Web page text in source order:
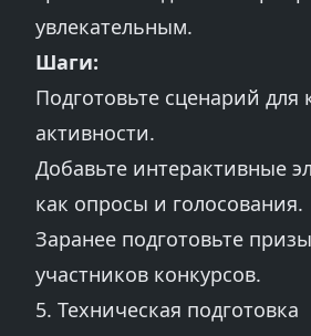
увлекательным.
Шаги:
Подготовьте сценарий для
активности.
Добавьте интерактивные
как опросы и голосования.
Заранее подготовьте
участников конкурсов.
5. Техническая подготовка